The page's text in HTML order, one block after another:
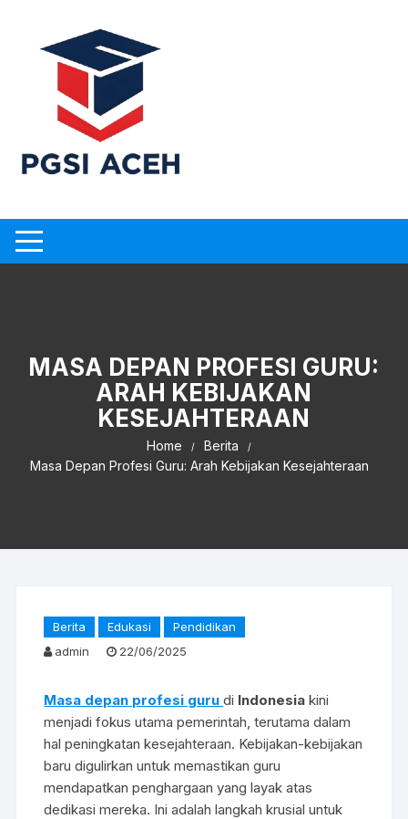
content
MASA DEPAN PROFESI GURU:
ARAH KEBIJAKAN
KESEJAHTERAAN
Home
Berita
Masa Depan Profesi Guru: Arah Kebijakan Kesejahteraan
Berita Edukasi
Pendidikan
admin
22/06/2025
Masa depan profesi gurudi Indonesiakini
menjadi fokus utama pemerintah, terutama dalam
hal peningkatan kesejahteraan. Kebijakan-kebijakan
baru digulirkan untuk memastikan guru
mendapatkan penghargaan yang layak atas
dedikasi mereka. Ini adalah langkah krusial untuk